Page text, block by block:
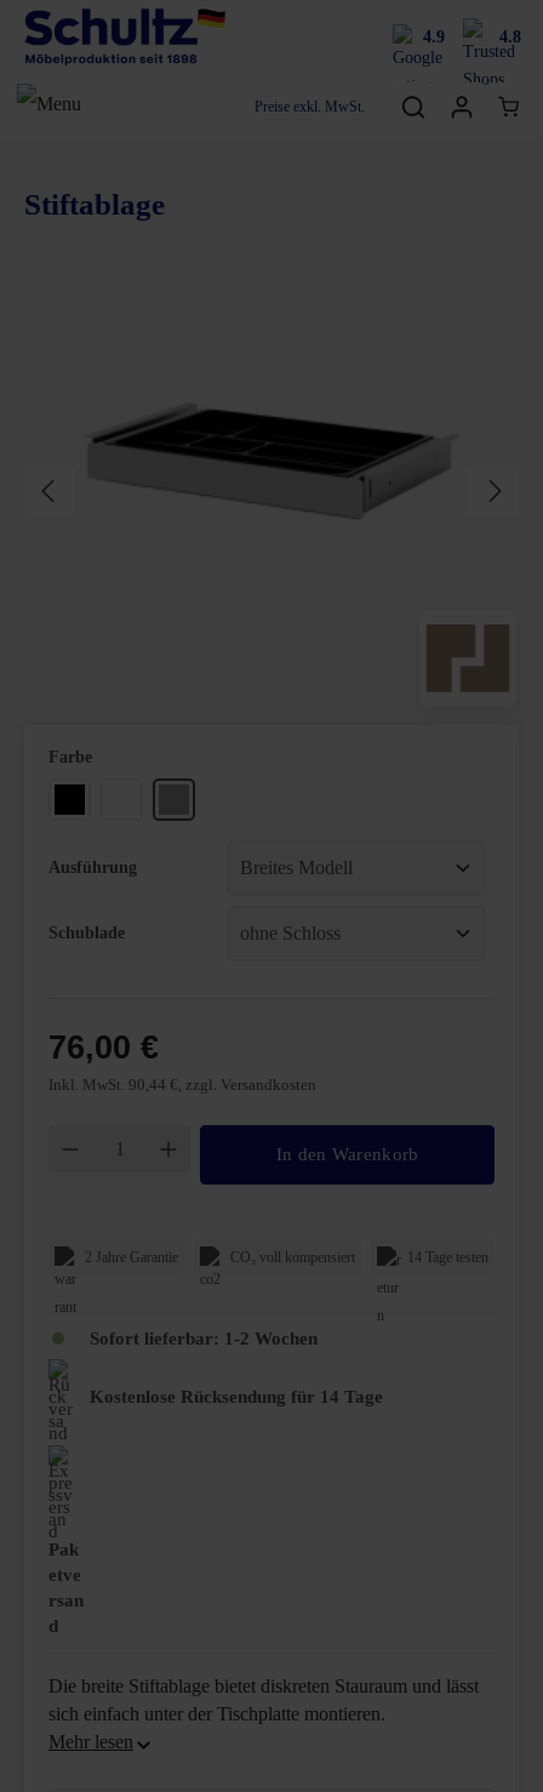
4.9 4.8
Preise exkl. MwSt.
Stiftablage
2 Jahre Garantie CO₂ voll kompensiert 14 Tage testen
Sofort lieferbar: 1-2 Wochen
Kostenlose Rücksendung für 14 Tage
Pak
etve
rsan
d
Die breite Stiftablage bietet diskreten Stauraum und lässt
sich einfach unter der Tischplatte montieren.
76,00 €
Inkl. MwSt. 90,44 €, zzgl. Versandkosten
Farbeauswählen
Schwarz Weißaluminium
Ausführung
Schublade
Produkt Anzahl: Gib den gewünschten
In den Warenkorb